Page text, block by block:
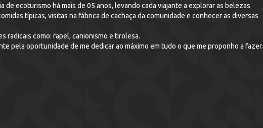
e conhecer as diversas
Experiências em atrativos naturais, trekkings, Hikings e esportes radicais como: rapel, canionismo e tirolesa.
pela oportunidade de me dedicar ao máximo em tudo o que me proponho a fazer.